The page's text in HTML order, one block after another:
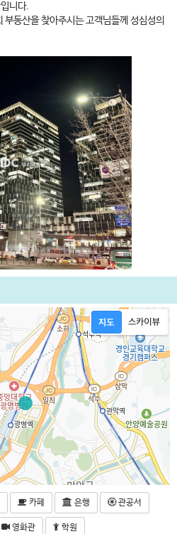
니다.
동산을 찾아주시는 고객님들께 성심성의
카페 은행 관공서
영화관 학원